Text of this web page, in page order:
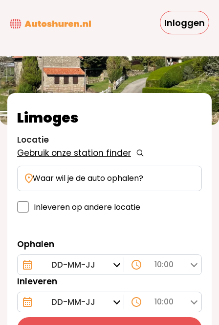
naar
gaan
Inloggen
Ophalen
10:00
Inleveren
10:00
Limoges
Gebruik onze station finder
Locatie
Waar wil je de auto ophalen?
Inleveren op andere locatie